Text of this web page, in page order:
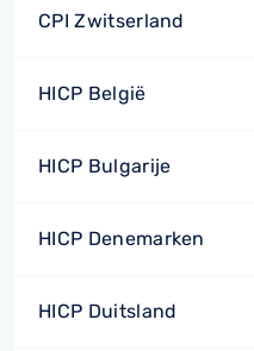
CPI Zwitserland
HICP België
HICP Bulgarije
HICP Denemarken
HICP Duitsland